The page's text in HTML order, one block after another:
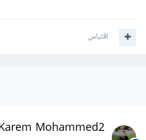
اقتباس
Karem Mohammed2